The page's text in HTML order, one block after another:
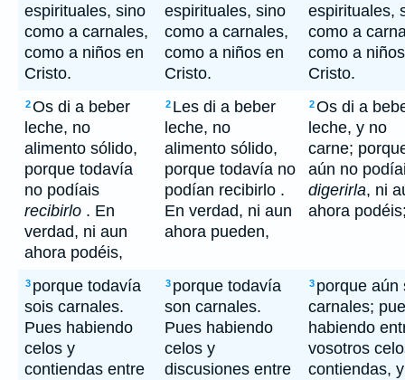
espirituales, sino
como a carnales,
como a niños en
Cristo.
espirituales, sino
como a carnales,
como a niños en
Cristo.
espirituales,
como a
como a
Cristo.
2Os di a beber
leche, no
alimento sólido,
porque todavía
no podíais
recibirlo . En
verdad, ni aun
ahora podéis,
2 Les di a beber
leche, no
alimento sólido,
porque todavía no
podían recibirlo .
En verdad, ni aun
ahora pueden,
2Os di a
leche, y no
carne;
aún no
digerirla, ni
ahora
3 porque todavía
sois carnales.
Pues habiendo
celos y
contiendas entre
3 porque todavía
son carnales.
Pues habiendo
celos y
discusiones entre
3 porque aún
carnales;
habiendo
vosotros
contiendas, y